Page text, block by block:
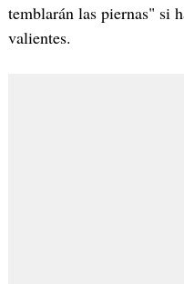
temblarán las piernas" si
valientes.